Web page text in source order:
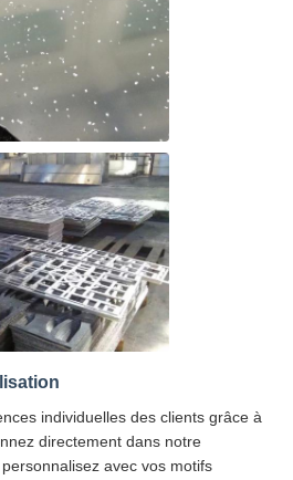
individuelles des clients grâce à
directement dans notre
avec vos motifs